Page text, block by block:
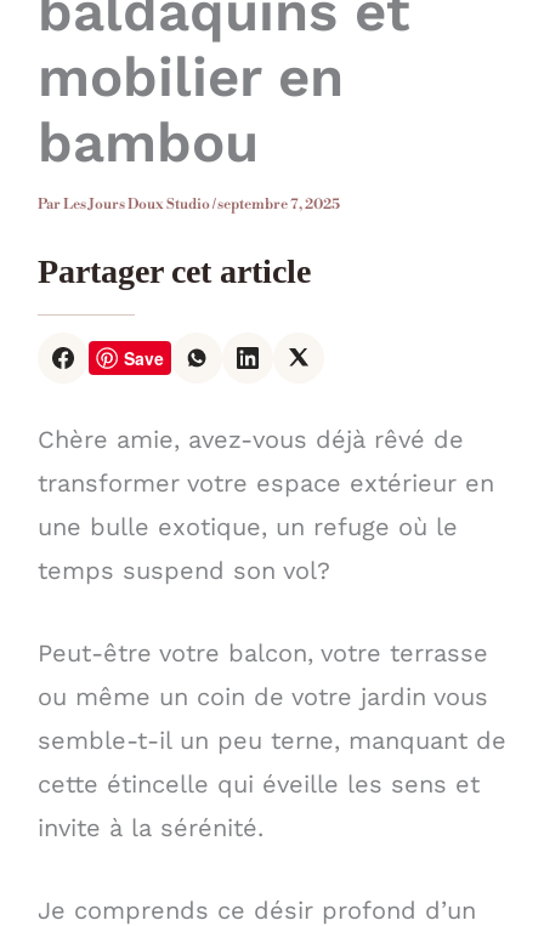
mobilier en
bambou
ParLes Jours Doux Studio/septembre 7, 2025
Partager cet article
Save
Chère amie, avez-vous déjà rêvé de
transformer votre espace extérieur en
une bulle exotique, un refuge où le
temps suspend son vol?
Peut-être votre balcon, votre terrasse
ou même un coin de votre jardin vous
semble-t-il un peu terne, manquant de
cette étincelle qui éveille les sens et
invite à la sérénité.
Je comprends ce désir profond d’un